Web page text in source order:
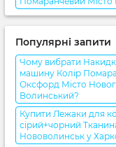
Популярні запити
Чому вибрати
машину Колір
Оксфорд Місто
Волинський?
Купити Лежаки для
сірий+чорний
Нововолинськ у